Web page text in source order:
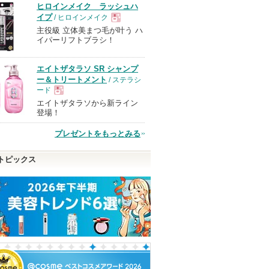
ヒロインメイク ラッシュハ
イプ/ ヒロインメイク
現
品
主役級 立体美まつ毛が叶う ハ
イパーリフトブラシ！
エイトザタラソ SR シャンプ
ー＆トリートメント / ステラシ
ード
現
品
エイトザタラソから新ライン
登場！
プレゼントをもっとみる
ピックス